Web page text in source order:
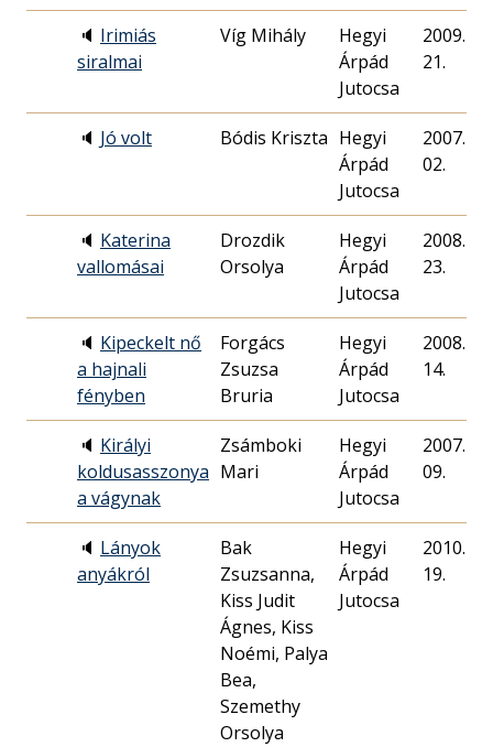
🔈 Irimiás
siralmai
Víg Mihály
Hegyi
Árpád
Jutocsa
2009. 02.
21.
🔈 Jó volt Bódis Kriszta Hegyi
Árpád
Jutocsa
2007. 09.
02.
🔈 Katerina
vallomásai
Drozdik
Orsolya
Hegyi
Árpád
Jutocsa
2008. 11.
23.
🔈 Kipeckelt nő
a hajnali
fényben
Forgács
Zsuzsa
Bruria
Hegyi
Árpád
Jutocsa
2008. 12.
14.
🔈 Királyi
koldusasszonya
a vágynak
Zsámboki
Mari
Hegyi
Árpád
Jutocsa
2007. 09.
09.
🔈 Lányok
anyákról
Bak
Zsuzsanna,
Kiss Judit
Ágnes, Kiss
Noémi, Palya
Bea,
Szemethy
Orsolya
Hegyi
Árpád
Jutocsa
2010. 12.
19.